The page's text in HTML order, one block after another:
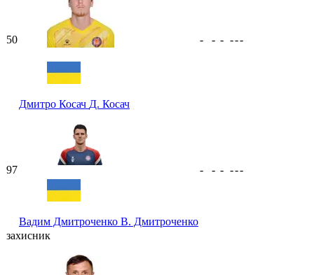
50
Дмитро Косач Д. Косач
- - - ---
97
Вадим Дмитроченко В. Дмитроченко
- - - ---
захисник